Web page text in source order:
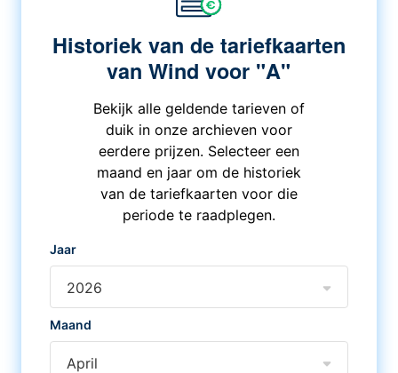
Historiek van de tariefkaarten
van Wind voor "A"
Bekijk alle geldende tarieven of
duik in onze archieven voor
eerdere prijzen. Selecteer een
maand en jaar om de historiek
van de tariefkaarten voor die
periode te raadplegen.
Jaar
2026
Maand
April